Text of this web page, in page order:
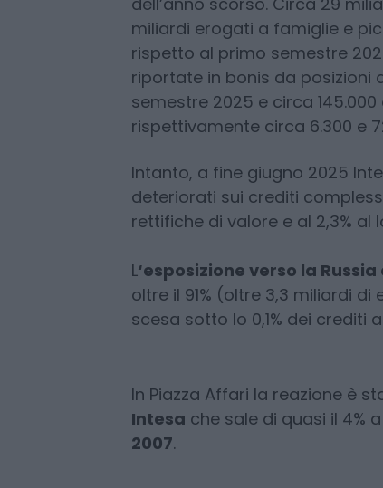
E’ sempre forte anche il
miliardi di euro di nuovo
semestre 2025, in crescita del
dell’anno scorso. Circa 29
miliardi erogati a famiglie e
rispetto al primo semestre
semestre 2025 e circa
rispettivamente circa 6.300 e
deteriorati sui crediti
rettifiche di valore e al 2,3% al
scesa sotto lo 0,1% dei crediti